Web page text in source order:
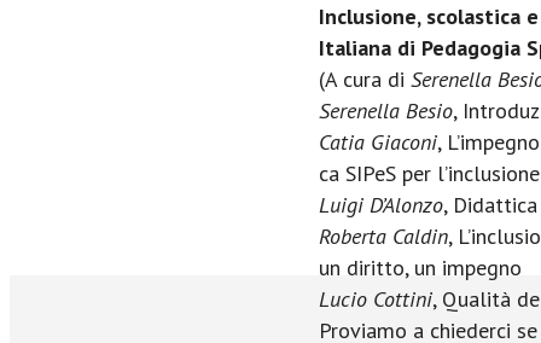
Inclusione, scolastica
Italiana di Pedagogia
(A cura di Serenella
Serenella Besio,
Catia Giaconi,
ca SIPeS per l’inclusione
Luigi D’Alonzo,
Roberta Caldin,
un diritto, un impegno
Lucio Cottini, Qualità
Proviamo a chiederci